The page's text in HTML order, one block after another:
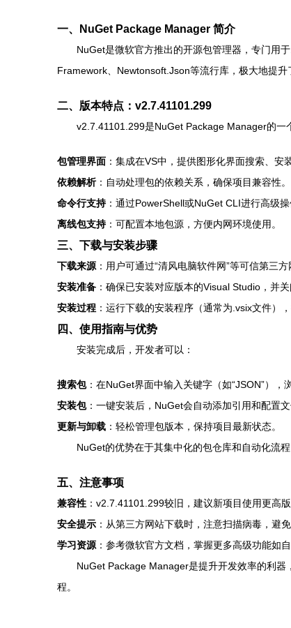
一、NuGet Package Manager 简介
NuGet是微软官方推出的开源包管理器，专门用
Framework、Newtonsoft.Json等流行库，极大地提升
二、版本特点：v2.7.41101.299
v2.7.41101.299是NuGet Package Manager的一
包管理界面 ：集成在VS中，提供图形化界面搜索、安
依赖解析：自动处理包的依赖关系，确保项目兼容性。
命令行支持：通过PowerShell或NuGet CLI进行高级操
离线包支持：可配置本地包源，方便内网环境使用。
三、下载与安装步骤
下载来源 ：用户可通过“清风电脑软件网”等可信第三
安装准备 ：确保已安装对应版本的Visual Studio，并关
安装过程 ：运行下载的安装程序（通常为.vsix文件）
四、使用指南与优势
安装完成后，开发者可以：
搜索包：在NuGet界面中输入关键字（如“JSON”），
安装包：一键安装后，NuGet会自动添加引用和配置文
更新与卸载 ：轻松管理包版本，保持项目最新状态。
NuGet的优势在于其集中化的包仓库和自动化流
五、注意事项
兼容性 ：v2.7.41101.299较旧，建议新项目使用更高
安全提示 ：从第三方网站下载时，注意扫描病毒，避免
学习资源 ：参考微软官方文档，掌握更多高级功能如自
NuGet Package Manager是提升开发效率的利
程。